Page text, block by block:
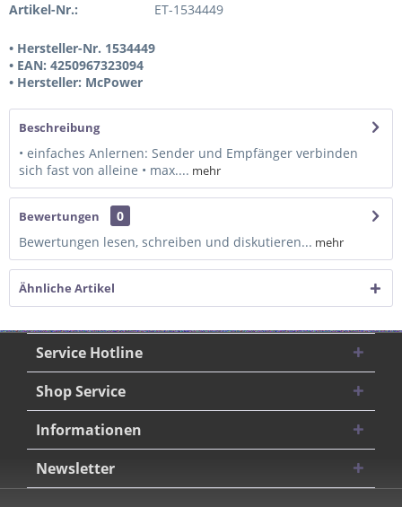
Artikel-Nr.: ET-1534449
• Hersteller-Nr. 1534449
• EAN: 4250967323094
• Hersteller: McPower
Beschreibung
• einfaches Anlernen: Sender und Empfänger verbinden
sich fast von alleine • max.... mehr
Bewertungen
0
Bewertungen lesen, schreiben und diskutieren... mehr
Ähnliche Artikel
Service Hotline
Shop Service
Informationen
Newsletter